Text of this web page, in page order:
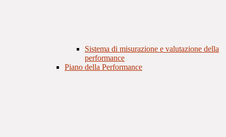
Sistema di misurazione e valutazione della
performance
Piano della Performance